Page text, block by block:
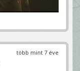
több mint 7 éve